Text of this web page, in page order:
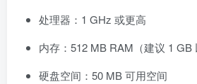
处理器：1 GHz 或更高
内存：512 MB RAM（建议 1 GB
硬盘空间：50 MB 可用空间